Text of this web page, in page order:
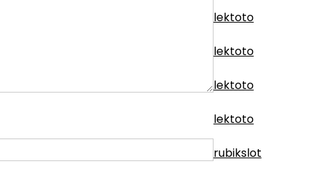
lektoto
lektoto
lektoto
lektoto
rubikslot